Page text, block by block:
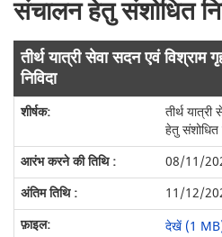
संचालन हेतु संशोधित
तीर्थ यात्री सेवा सदन एवं
निविदा
तीर्थ
हेतु संशोधित
08/11/
11/12/
देखें (1